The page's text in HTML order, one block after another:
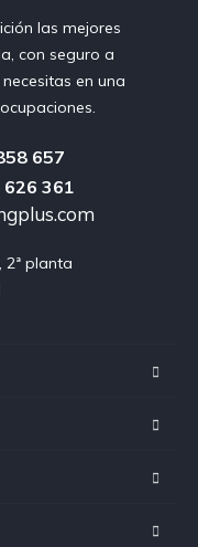
las mejores
con seguro a
en una
657
626 361
2ª planta